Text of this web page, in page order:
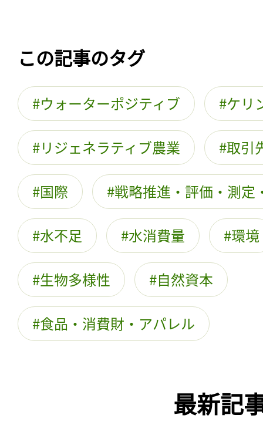
この記事のタグ
ウォーターポジティブ ケリ
リジェネラティブ農業 取引
国際 戦略推進・評価・測定
水不足 水消費量 環境
生物多様性 自然資本
食品・消費財・アパレル
最新記